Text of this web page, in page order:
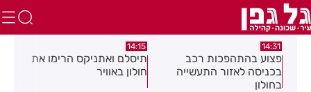
14:31
פצוע בהתהפכות רכב
בכניסה לאזור התעשייה
בחולון
14:15
תיסלם ואתניקס הרימו את
חולון באוויר